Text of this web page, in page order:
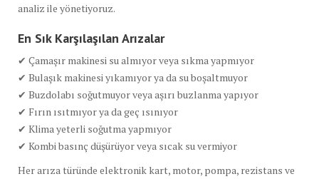
analiz ile yönetiyoruz.
En Sık Karşılaşılan Arızalar
✔ Çamaşır makinesi su almıyor veya sıkma yapmıyor
✔ Bulaşık makinesi yıkamıyor ya da su boşaltmuyor
✔ Buzdolabı soğutmuyor veya aşırı buzlanma yapıyor
✔ Fırın ısıtmıyor ya da geç ısınıyor
✔ Klima yeterli soğutma yapmıyor
✔ Kombi basınç düşürüyor veya sıcak su vermiyor
Her arıza türünde elektronik kart, motor, pompa, rezistans ve